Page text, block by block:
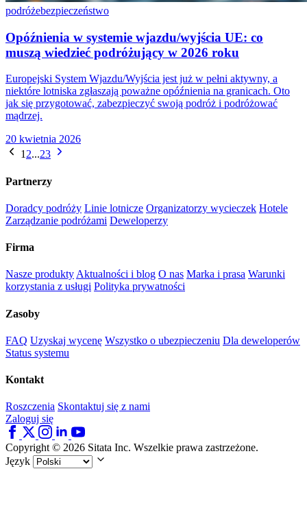
podróżebezpieczeństwo
Opóźnienia w systemie wjazdu/wyjścia UE: co
muszą wiedzieć podróżujący w 2026 roku
Europejski System Wjazdu/Wyjścia jest już w pełni aktywny, a
niektóre lotniska zgłaszają poważne opóźnienia na granicach. Oto
jak się przygotować, zabezpieczyć swoją podróż i podróżować
mądrzej.
20 kwietnia 2026
1 2...23
Partnerzy
Doradcy podróży Linie lotnicze Organizatorzy wycieczek Hotele
Zarządzanie podróżami Deweloperzy
Firma
Nasze produktyAktualności i blog O nas Marka i prasa Warunki
korzystania z usługi Polityka prywatności
Zasoby
FAQ Uzyskaj wycenę Wszystko o ubezpieczeniu Dla deweloperów
Status systemu
Kontakt
Roszczenia Skontaktuj się z nami
Zaloguj się
Copyright © 2026 Sitata Inc. Wszelkie prawa zastrzeżone.
Język